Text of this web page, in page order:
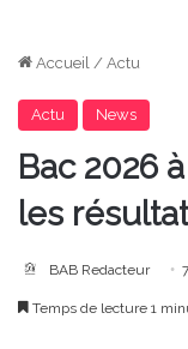
Accueil / Actu
Actu News
Bac 2026
les
BAB Redacteur
Temps de lecture 1